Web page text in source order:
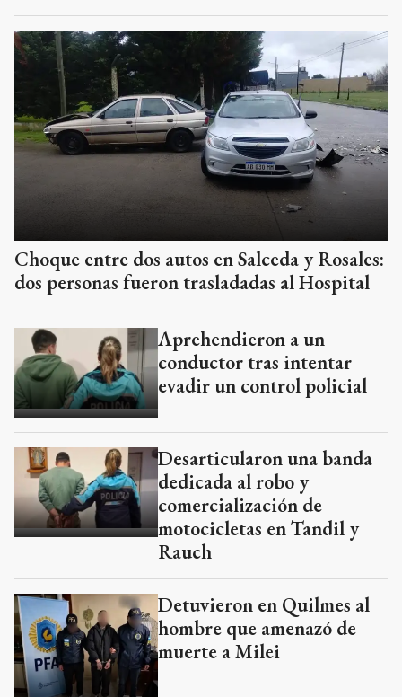
Choque entre dos autos en Salceda y Rosales:
dos personas fueron trasladadas al Hospital
Aprehendieron a un
conductor tras intentar
evadir un control policial
Desarticularon una banda
dedicada al robo y
comercialización de
motocicletas en Tandil y
Rauch
Detuvieron en Quilmes al
hombre que amenazó de
muerte a Milei